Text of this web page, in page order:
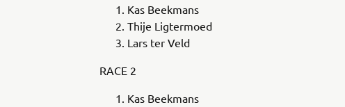
Kas Beekmans
Thije Ligtermoed
Lars ter Veld
RACE 2
Kas Beekmans